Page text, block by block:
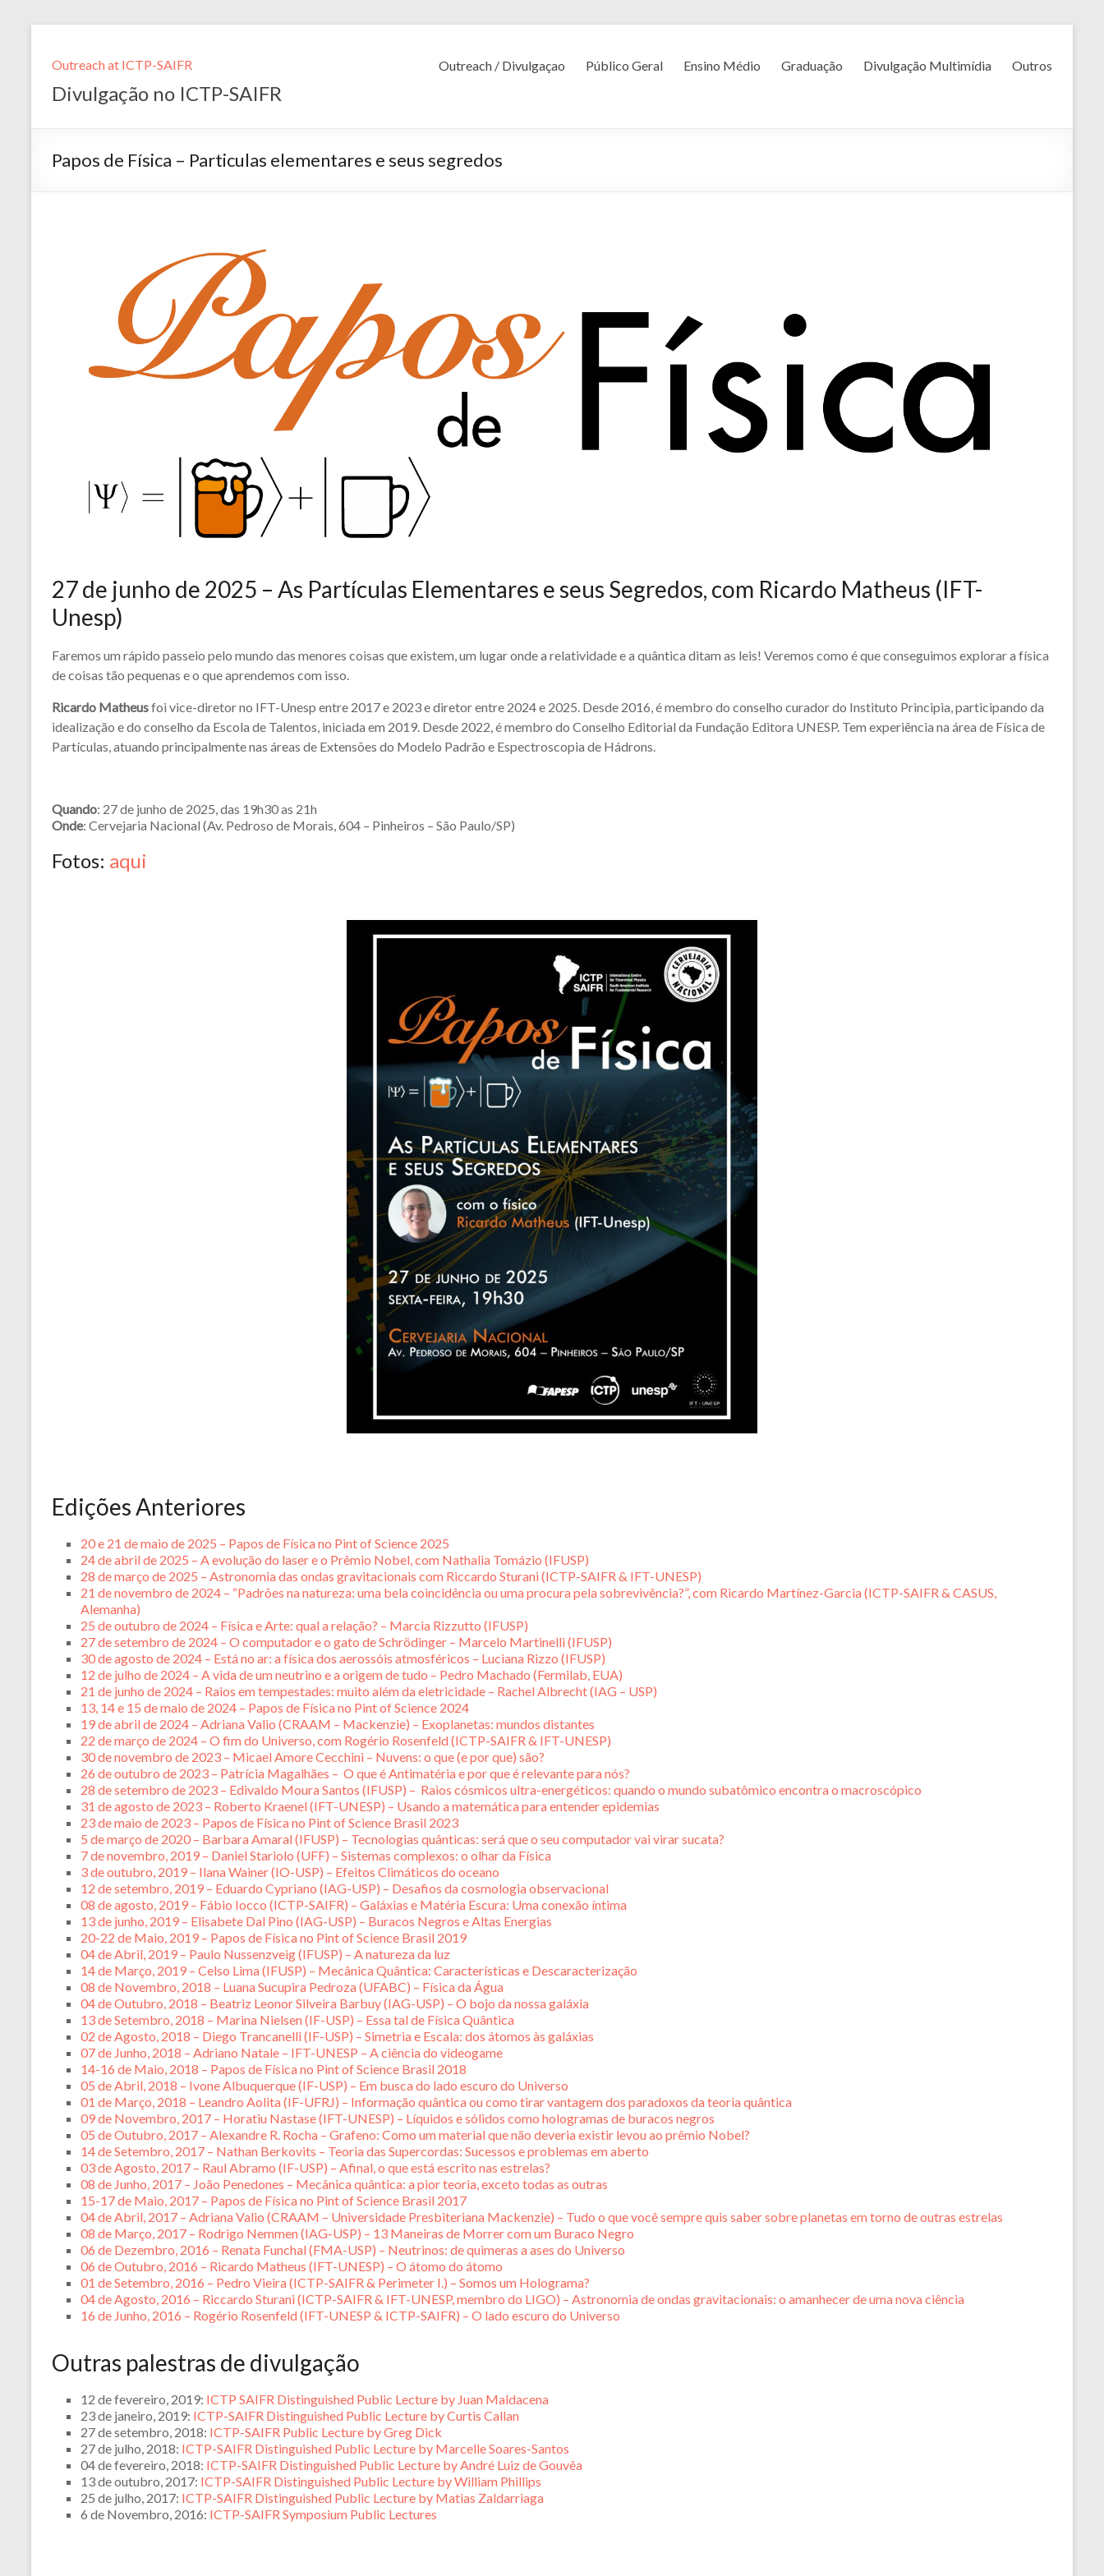
Outreach at ICTP-SAIFR
Divulgação no ICTP-SAIFR
Outreach / Divulgaçao Público Geral Ensino Médio Graduação Divulgação Multimídia Outros
Papos de Física – Particulas elementares e seus segredos
27 de junho de 2025 – As Partículas Elementares e seus Segredos, com Ricardo Matheus (IFT-
Unesp)
Faremos um rápido passeio pelo mundo das menores coisas que existem, um lugar onde a relatividade e a quântica ditam as leis! Veremos como é que conseguimos explorar a física
de coisas tão pequenas e o que aprendemos com isso.
Ricardo Matheusfoi vice-diretor no IFT-Unesp entre 2017 e 2023 e diretor entre 2024 e 2025. Desde 2016, é membro do conselho curador do Instituto Principia, participando da
idealização e do conselho da Escola de Talentos, iniciada em 2019. Desde 2022, é membro do Conselho Editorial da Fundação Editora UNESP. Tem experiência na área de Física de
Partículas, atuando principalmente nas áreas de Extensões do Modelo Padrão e Espectroscopia de Hádrons.
Quando: 27 de junho de 2025, das 19h30 as 21h
Onde: Cervejaria Nacional (Av. Pedroso de Morais, 604 – Pinheiros – São Paulo/SP)
Fotos: aqui
Edições Anteriores
20 e 21 de maio de 2025 – Papos de Física no Pint of Science 2025
24 de abril de 2025 – A evolução do laser e o Prêmio Nobel, com Nathalia Tomázio (IFUSP)
28 de março de 2025 – Astronomia das ondas gravitacionais com Riccardo Sturani (ICTP-SAIFR & IFT-UNESP)
21 de novembro de 2024 – “Padrões na natureza: uma bela coincidência ou uma procura pela sobrevivência?”, com Ricardo Martínez-Garcia (ICTP-SAIFR & CASUS,
Alemanha)
25 de outubro de 2024 – Física e Arte: qual a relação? – Marcia Rizzutto (IFUSP)
27 de setembro de 2024 – O computador e o gato de Schrödinger – Marcelo Martinelli (IFUSP)
30 de agosto de 2024 – Está no ar: a física dos aerossóis atmosféricos – Luciana Rizzo (IFUSP)
12 de julho de 2024 – A vida de um neutrino e a origem de tudo – Pedro Machado (Fermilab, EUA)
21 de junho de 2024 – Raios em tempestades: muito além da eletricidade – Rachel Albrecht (IAG – USP)
13, 14 e 15 de maio de 2024 – Papos de Física no Pint of Science 2024
19 de abril de 2024 – Adriana Valio (CRAAM – Mackenzie) – Exoplanetas: mundos distantes
22 de março de 2024 – O fim do Universo, com Rogério Rosenfeld (ICTP-SAIFR & IFT-UNESP)
30 de novembro de 2023 – Micael Amore Cecchini – Nuvens: o que (e por que) são?
26 de outubro de 2023 – Patrícia Magalhães – O que é Antimatéria e por que é relevante para nós?
28 de setembro de 2023 – Edivaldo Moura Santos (IFUSP) – Raios cósmicos ultra-energéticos: quando o mundo subatômico encontra o macroscópico
31 de agosto de 2023 – Roberto Kraenel (IFT-UNESP) – Usando a matemática para entender epidemias
23 de maio de 2023 – Papos de Física no Pint of Science Brasil 2023
5 de março de 2020 – Barbara Amaral (IFUSP) – Tecnologias quânticas: será que o seu computador vai virar sucata?
7 de novembro, 2019 – Daniel Stariolo (UFF) – Sistemas complexos: o olhar da Física
3 de outubro, 2019 – Ilana Wainer (IO-USP) – Efeitos Climáticos do oceano
12 de setembro, 2019 – Eduardo Cypriano (IAG-USP) – Desafios da cosmologia observacional
08 de agosto, 2019 – Fábio Iocco (ICTP-SAIFR) – Galáxias e Matéria Escura: Uma conexão íntima
13 de junho, 2019 – Elisabete Dal Pino (IAG-USP) – Buracos Negros e Altas Energias
20-22 de Maio, 2019 – Papos de Física no Pint of Science Brasil 2019
04 de Abril, 2019 – Paulo Nussenzveig (IFUSP) – A natureza da luz
14 de Março, 2019 – Celso Lima (IFUSP) – Mecânica Quântica: Características e Descaracterização
08 de Novembro, 2018 – Luana Sucupira Pedroza (UFABC) – Física da Água
04 de Outubro, 2018 – Beatriz Leonor Silveira Barbuy (IAG-USP) – O bojo da nossa galáxia
13 de Setembro, 2018 – Marina Nielsen (IF-USP) – Essa tal de Física Quântica
02 de Agosto, 2018 – Diego Trancanelli (IF-USP) – Simetria e Escala: dos átomos às galáxias
07 de Junho, 2018 – Adriano Natale – IFT-UNESP – A ciência do videogame
14-16 de Maio, 2018 – Papos de Física no Pint of Science Brasil 2018
05 de Abril, 2018 – Ivone Albuquerque (IF-USP) – Em busca do lado escuro do Universo
01 de Março, 2018 – Leandro Aolita (IF-UFRJ) – Informação quântica ou como tirar vantagem dos paradoxos da teoria quântica
09 de Novembro, 2017 – Horatiu Nastase (IFT-UNESP) – Líquidos e sólidos como hologramas de buracos negros
05 de Outubro, 2017 – Alexandre R. Rocha – Grafeno: Como um material que não deveria existir levou ao prêmio Nobel?
14 de Setembro, 2017 – Nathan Berkovits – Teoria das Supercordas: Sucessos e problemas em aberto
03 de Agosto, 2017 – Raul Abramo (IF-USP) – Afinal, o que está escrito nas estrelas?
08 de Junho, 2017 – João Penedones – Mecânica quântica: a pior teoria, exceto todas as outras
15-17 de Maio, 2017 – Papos de Física no Pint of Science Brasil 2017
04 de Abril, 2017 – Adriana Valio (CRAAM – Universidade Presbiteriana Mackenzie) – Tudo o que você sempre quis saber sobre planetas em torno de outras estrelas
08 de Março, 2017 – Rodrigo Nemmen (IAG-USP) – 13 Maneiras de Morrer com um Buraco Negro
06 de Dezembro, 2016 – Renata Funchal (FMA-USP) – Neutrinos: de quimeras a ases do Universo
06 de Outubro, 2016 – Ricardo Matheus (IFT-UNESP) – O átomo do átomo
01 de Setembro, 2016 – Pedro Vieira (ICTP-SAIFR & Perimeter I.) – Somos um Holograma?
04 de Agosto, 2016 – Riccardo Sturani (ICTP-SAIFR & IFT-UNESP, membro do LIGO) – Astronomia de ondas gravitacionais: o amanhecer de uma nova ciência
16 de Junho, 2016 – Rogério Rosenfeld (IFT-UNESP & ICTP-SAIFR) – O lado escuro do Universo
Outras palestras de divulgação
12 de fevereiro, 2019: ICTP SAIFR Distinguished Public Lecture by Juan Maldacena
23 de janeiro, 2019: ICTP-SAIFR Distinguished Public Lecture by Curtis Callan
27 de setembro, 2018: ICTP-SAIFR Public Lecture by Greg Dick
27 de julho, 2018: ICTP-SAIFR Distinguished Public Lecture by Marcelle Soares-Santos
04 de fevereiro, 2018: ICTP-SAIFR Distinguished Public Lecture by André Luiz de Gouvêa
13 de outubro, 2017: ICTP-SAIFR Distinguished Public Lecture by William Phillips
25 de julho, 2017: ICTP-SAIFR Distinguished Public Lecture by Matias Zaldarriaga
6 de Novembro, 2016: ICTP-SAIFR Symposium Public Lectures